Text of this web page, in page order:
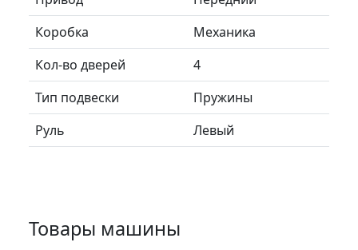
Коробка
Механика
Кол-во дверей
4
Тип подвески
Пружины
Руль
Левый
Товары машины